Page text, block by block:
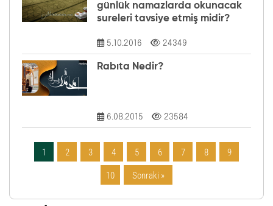
günlük namazlarda okunacak
sureleri tavsiye etmiş midir?
5.10.2016 24349
Rabıta Nedir?
6.08.2015 23584
1 2 3 4 5 6 7 8
9
10
Sonraki »